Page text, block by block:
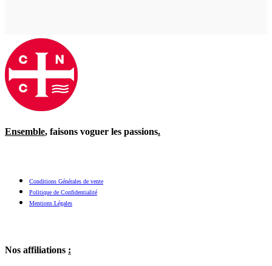
Ensemble, faisons voguer les passions.
Conditions Générales de vente
Politique de Confidentialité
Mentions Légales
Nos affiliations :